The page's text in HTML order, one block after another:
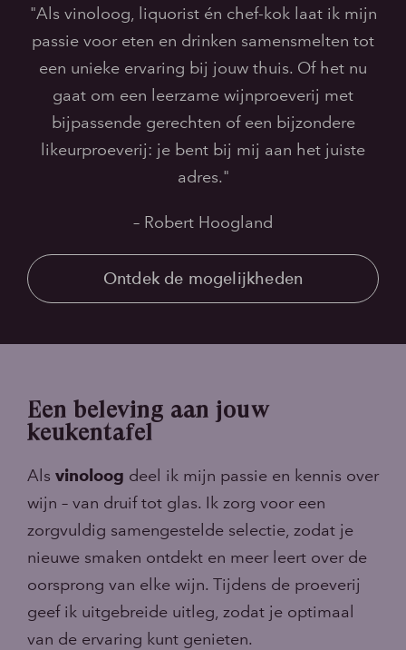
"Als vinoloog, liquorist én chef-kok laat ik mijn
passie voor eten en drinken samensmelten tot
een unieke ervaring bij jouw thuis. Of het nu
gaat om een leerzame wijnproeverij met
bijpassende gerechten of een bijzondere
likeurproeverij: je bent bij mij aan het juiste
adres."
– Robert Hoogland
Ontdek de mogelijkheden
Een beleving aan jouw
keukentafel
Als vinoloog deel ik mijn passie en kennis over
wijn – van druif tot glas. Ik zorg voor een
zorgvuldig samengestelde selectie, zodat je
nieuwe smaken ontdekt en meer leert over de
oorsprong van elke wijn. Tijdens de proeverij
geef ik uitgebreide uitleg, zodat je optimaal
van de ervaring kunt genieten.